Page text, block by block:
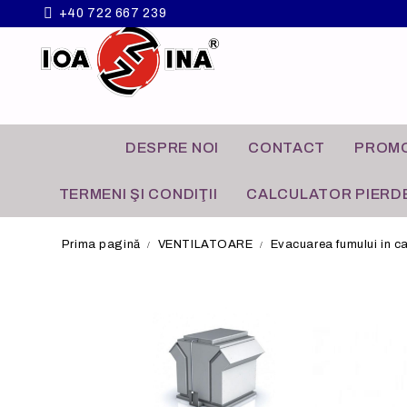
+40 722 667 239
DESPRE NOI CONTACT
TERMENI ŞI CONDIŢII CALCULATOR
Prima pagină VENTILATOARE Evacuarea fumului in